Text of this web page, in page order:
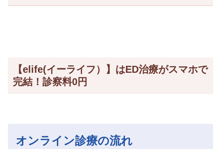
【elife(イーライフ）】はED治療がスマホで
完結！診察料0円
オンライン診療の流れ